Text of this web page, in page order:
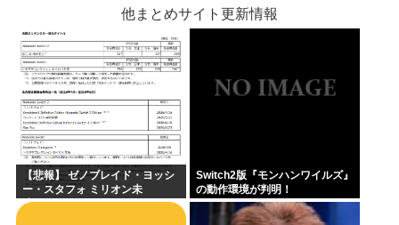
他まとめサイト更新情報
【悲報】 ゼノブレイド・ヨッシ
ー・スタフォ ミリオン未
達・・・
Switch2版『モンハンワイルズ』
の動作環境が判明！